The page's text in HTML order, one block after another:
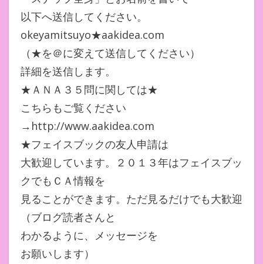
以下へ送信してください。
okeyamitsuyo★aakidea.com
（★を＠に変えて送信してください）
詳細を送信します。
★ＡＮＡ３５問に関しては★
こちらもご覧ください
→http://www.aakidea.com
★フェイスブックの友人申請は
大歓迎しています。２０１３年はフェイスブッ
クでもＣＡ情報を
見ることができます。ただ見るだけでも大歓迎
（ブログ読者さんと
わかるように、メッセージを
お願いします）